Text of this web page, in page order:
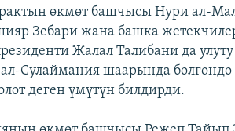
өкмөт башчысы Нури ал-
Зебари жана башка
Жалал Талибани да
Сулаймания шаарында болгондо
деген үмүтүн билдирди.